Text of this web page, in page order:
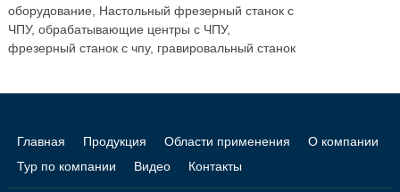
оборудование, Настольный фрезерный станок с
ЧПУ, обрабатывающие центры с ЧПУ,
фрезерный станок с чпу, гравировальный станок
Главная Продукция Области применения
О компании
Тур по компании
Видео Контакты